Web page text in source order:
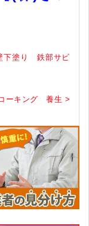
下塗り 鉄部サビ
ーキング 養生 >